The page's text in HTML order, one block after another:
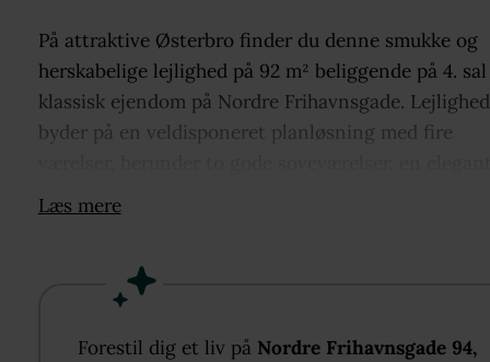
På attraktive Østerbro finder du denne smukke og
herskabelige lejlighed på 92 m² beliggende på 4.
klassisk ejendom på Nordre Frihavnsgade.
byder på en veldisponeret planløsning med fire
spisestue samt en hyggelig sofastue med masser af
Fra det ene soveværelse er der direkte udgang til
nydes det meste af dagen, og den høje placering
Læs mere
Forestil dig et liv på Nordre Frihavnsgade 94,